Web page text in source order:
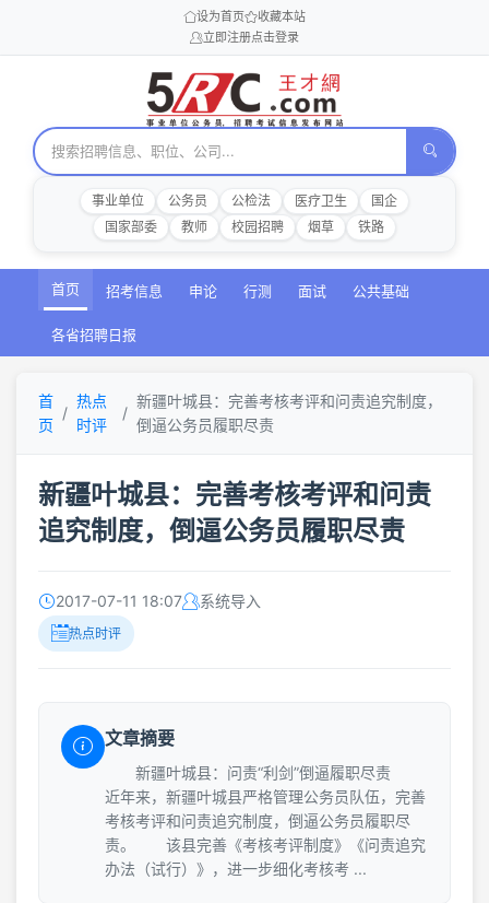
设为首页
收藏本站
立即注册点击登录
事业单位 公务员 公检法 医疗卫生
国企
国家部委
教师 校园招聘 烟草 铁路
首页 招考信息 申论 行测 面试 公共基础
各省招聘日报
首
页
热点
时评
新疆叶城县：完善考核考评和问责追究制度，
倒逼公务员履职尽责
新疆叶城县：完善考核考评和问责
追究制度，倒逼公务员履职尽责
2017-07-11 18:07 系统导入
热点时评
文章摘要
新疆叶城县：问责“利剑”倒逼履职尽责
近年来，新疆叶城县严格管理公务员队伍，完善
考核考评和问责追究制度，倒逼公务员履职尽
责。 该县完善《考核考评制度》《问责追究
办法（试行）》，进一步细化考核考 ...